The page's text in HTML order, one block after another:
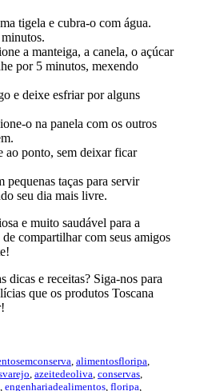
tigela e cubra-o com água.
a manteiga, a canela, o açúcar
por 5 minutos, mexendo
e deixe esfriar por alguns
o na panela com os outros
ao ponto, sem deixar ficar
pequenas taças para servir
seu dia mais livre.
e muito saudável para a
de compartilhar com seus amigos
dicas e receitas? Siga-nos para
que os produtos Toscana
alimentosfloripa
azeitedeoliva conservas,
engenhariadealimentos, floripa